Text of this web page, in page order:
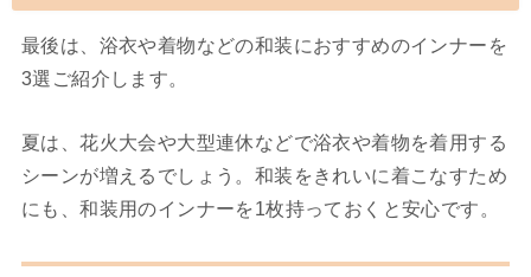
最後は、浴衣や着物などの和装におすすめのインナーを
3選ご紹介します。
夏は、花火大会や大型連休などで浴衣や着物を着用する
シーンが増えるでしょう。和装をきれいに着こなすため
にも、和装用のインナーを1枚持っておくと安心です。